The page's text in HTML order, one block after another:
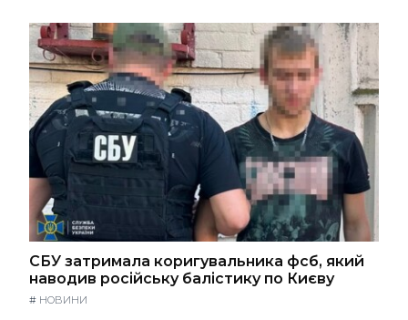
СБУ затримала коригувальника фсб, який
наводив російську балістику по Києву
# НОВИНИ